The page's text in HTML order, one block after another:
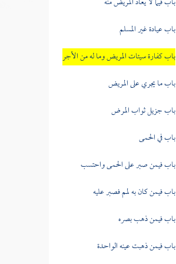
باب عيادة غير المسلم
باب كفارة سيئات المريض وما له من الأجر
باب ما يجري على المريض
باب جزيل ثواب المرض
باب في الحمى
باب فيمن صبر على الحمى واحتسب
باب فيمن كان به لمم فصبر عليه
باب فيمن ذهب بصره
باب فيمن ذهبت عينه الواحدة